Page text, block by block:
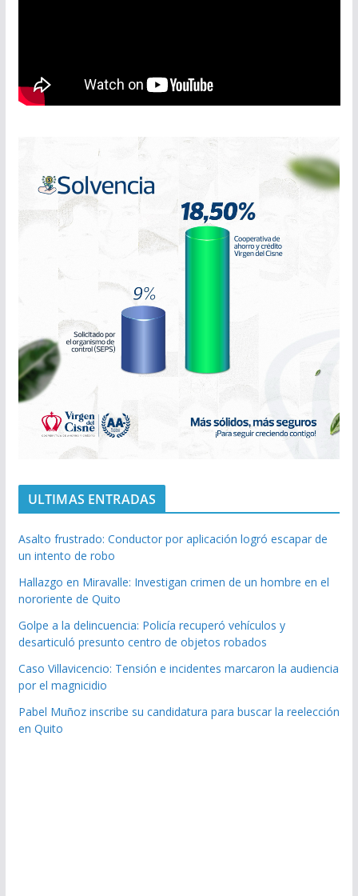
ULTIMAS ENTRADAS
Asalto frustrado: Conductor por aplicación logró escapar de
un intento de robo
Hallazgo en Miravalle: Investigan crimen de un hombre en el
nororiente de Quito
Golpe a la delincuencia: Policía recuperó vehículos y
desarticuló presunto centro de objetos robados
Caso Villavicencio: Tensión e incidentes marcaron la audiencia
por el magnicidio
Pabel Muñoz inscribe su candidatura para buscar la reelección
en Quito